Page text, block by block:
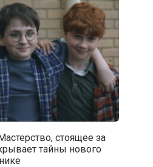
стоящее за
тайны нового